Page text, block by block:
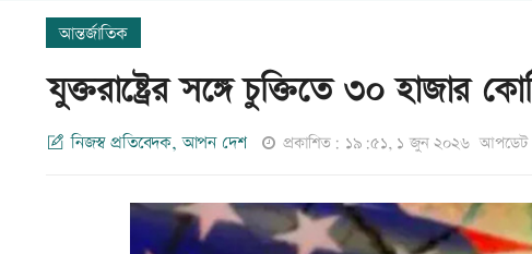
আন্তর্জাতিক
যুক্তরাষ্ট্রের সঙ্গে চুক্তিতে ৩০ হাজার
নিজস্ব প্রতিবেদক, আপন দেশ প্রকাশিত: ১৯:৫১, ১ জুন ২০২৬